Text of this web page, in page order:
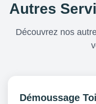
Autres
Découvrez nos
Démoussage